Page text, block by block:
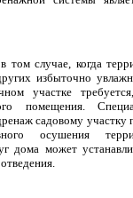
случае, когда
избыточно
участке
помещения.
садовому участку
осушения
дома может